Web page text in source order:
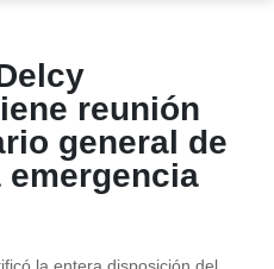
reunión
general de
emergencia